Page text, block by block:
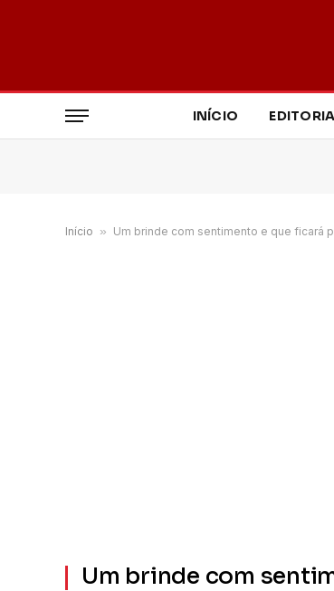
INÍCIO
Início » Um brinde com sentimento e que ficará
Um brinde com